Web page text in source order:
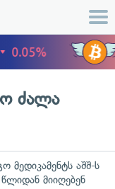
ძალა
მედიკამენტს აშშ-ს
მიიღებენ